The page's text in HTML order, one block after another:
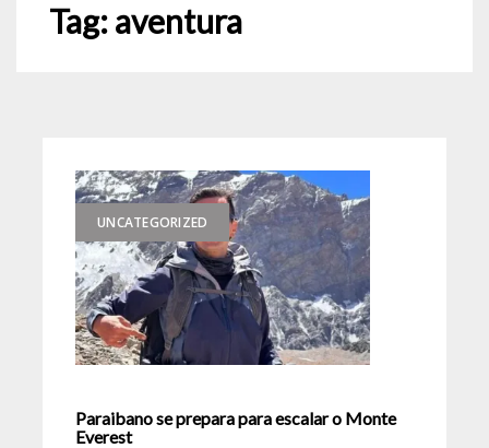
Tag:aventura
UNCATEGORIZED
Paraibano se prepara para escalar o Monte
Everest